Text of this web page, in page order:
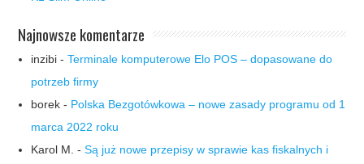
Najnowsze komentarze
inzibi -Terminale komputerowe Elo POS – dopasowane do
potrzeb firmy
borek - Polska Bezgotówkowa – nowe zasady programu od 1
marca 2022 roku
Karol M. -Są już nowe przepisy w sprawie kas fiskalnych i